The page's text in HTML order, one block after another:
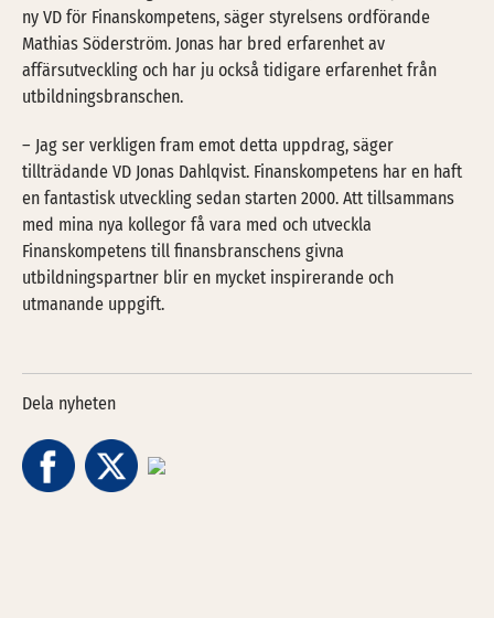
ny VD för Finanskompetens, säger styrelsens ordförande
Mathias Söderström. Jonas har bred erfarenhet av
affärsutveckling och har ju också tidigare erfarenhet från
utbildningsbranschen.
– Jag ser verkligen fram emot detta uppdrag, säger
tillträdande VD Jonas Dahlqvist. Finanskompetens har en haft
en fantastisk utveckling sedan starten 2000. Att tillsammans
med mina nya kollegor få vara med och utveckla
Finanskompetens till finansbranschens givna
utbildningspartner blir en mycket inspirerande och
utmanande uppgift.
Dela nyheten